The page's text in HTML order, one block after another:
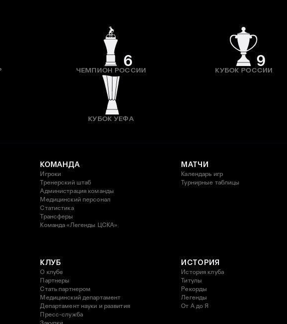
6
ЧЕМПИОН РОССИИ
9
КУБОК РОССИИ
КУБОК УЕФА
КОМАНДА
Игроки
Тренерский штаб
Администрация команды
Медицинский персонал
Статистика
Трансферы
Команда «Легенды ЦСКА»
МАТЧИ
Календарь игр
Турнирные таблицы
КЛУБ
О клубе
Партнеры
Стать партнером
Медицинский департамент
Департамент науки и развития
Пресс-служба
ИСТОРИЯ
История клуба
Титулы
Рекорды
Легенды
От А до Я